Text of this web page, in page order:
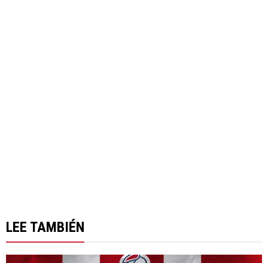
LEE TAMBIÉN